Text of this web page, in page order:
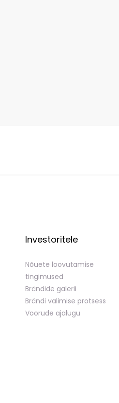
Investoritele
Nõuete loovutamise
tingimused
Brändide galerii
Brändi valimise protsess
Voorude ajalugu